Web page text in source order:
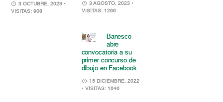
3 OCTUBRE, 2023 •
VISITAS: 908
3 AGOSTO, 2023 •
VISITAS: 1266
Banesco
abre
convocatoria a su
primer concurso de
dibujo en Facebook
15 DICIEMBRE, 2022
• VISITAS: 1646